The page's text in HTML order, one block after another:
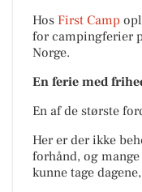
Hos First Camp
for campingferier
Norge.
En ferie med
En af de største
Her er der ikke
forhånd, og
kunne tage